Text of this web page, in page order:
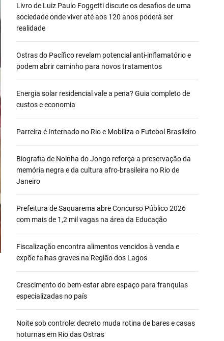
Livro de Luiz Paulo Foggetti discute os desafios de uma
sociedade onde viver até aos 120 anos poderá ser
realidade
Ostras do Pacífico revelam potencial anti-inflamatório e
podem abrir caminho para novos tratamentos
Energia solar residencial vale a pena? Guia completo de
custos e economia
Parreira é Internado no Rio e Mobiliza o Futebol Brasileiro
Biografia de Noinha do Jongo reforça a preservação da
memória negra e da cultura afro-brasileira no Rio de
Janeiro
Prefeitura de Saquarema abre Concurso Público 2026
com mais de 1,2 mil vagas na área da Educação
Fiscalização encontra alimentos vencidos à venda e
expõe falhas graves na Região dos Lagos
Crescimento do bem-estar abre espaço para franquias
especializadas no país
Noite sob controle: decreto muda rotina de bares e casas
noturnas em Rio das Ostras